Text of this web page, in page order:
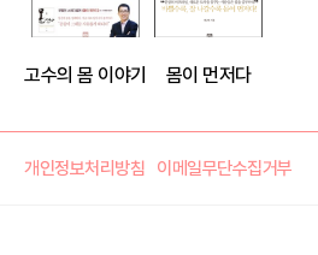
고수의 몸 이야기 몸이 먼저다
개인정보처리방침 이메일무단수집거부